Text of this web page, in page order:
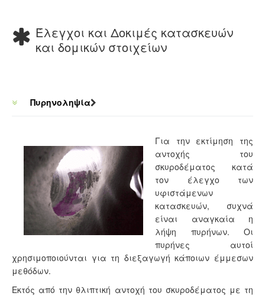
Έλεγχοι και Δοκιμές κατασκευών
και δομικών στοιχείων
Πυρηνοληψία
Για την εκτίμηση της
αντοχής του
σκυροδέματος κατά
τον έλεγχο των
υφιστάμενων
κατασκευών, συχνά
είναι αναγκαία η
λήψη πυρήνων. Οι
πυρήνες αυτοί
χρησιμοποιούνται για τη διεξαγωγή κάποιων έμμεσων
μεθόδων.
Εκτός από την θλιπτική αντοχή του σκυροδέματος με τη
Επικοινωνία